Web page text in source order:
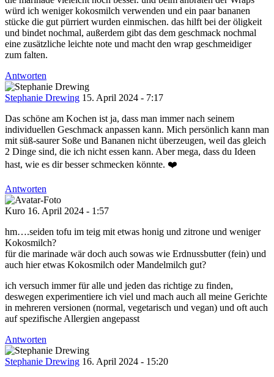
würd ich weniger kokosmilch verwenden und ein paar bananen
stücke die gut pürriert wurden einmischen. das hilft bei der öligkeit
und bindet nochmal, außerdem gibt das dem geschmack nochmal
eine zusätzliche leichte note und macht den wrap geschmeidiger
zum falten.
Antworten
Stephanie Drewing 15. April 2024 - 7:17
Das schöne am Kochen ist ja, dass man immer nach seinem
individuellen Geschmack anpassen kann. Mich persönlich kann man
mit süß-saurer Soße und Bananen nicht überzeugen, weil das gleich
2 Dinge sind, die ich nicht essen kann. Aber mega, dass du Ideen
hast, wie es dir besser schmecken könnte. ❤️
Antworten
Kuro 16. April 2024 - 1:57
hm….seiden tofu im teig mit etwas honig und zitrone und weniger
Kokosmilch?
für die marinade wär doch auch sowas wie Erdnussbutter (fein) und
auch hier etwas Kokosmilch oder Mandelmilch gut?
ich versuch immer für alle und jeden das richtige zu finden,
deswegen experimentiere ich viel und mach auch all meine Gerichte
in mehreren versionen (normal, vegetarisch und vegan) und oft auch
auf spezifische Allergien angepasst
Antworten
Stephanie Drewing 16. April 2024 - 15:20